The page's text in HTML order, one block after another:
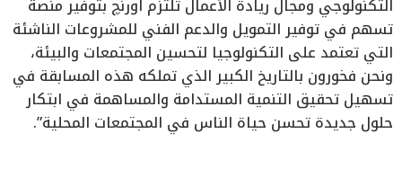
التكنولوجي ومجال ريادة الأعمال تلتزم اورنچ بتوفير منصة
تسهم في توفير التمويل والدعم الفني للمشروعات الناشئة
التي تعتمد على التكنولوجيا لتحسين المجتمعات والبيئة،
ونحن فخورون بالتاريخ الكبير الذي تملكه هذه المسابقة في
تسهيل تحقيق التنمية المستدامة والمساهمة في ابتكار
حلول جديدة تحسن حياة الناس في المجتمعات المحلية”.